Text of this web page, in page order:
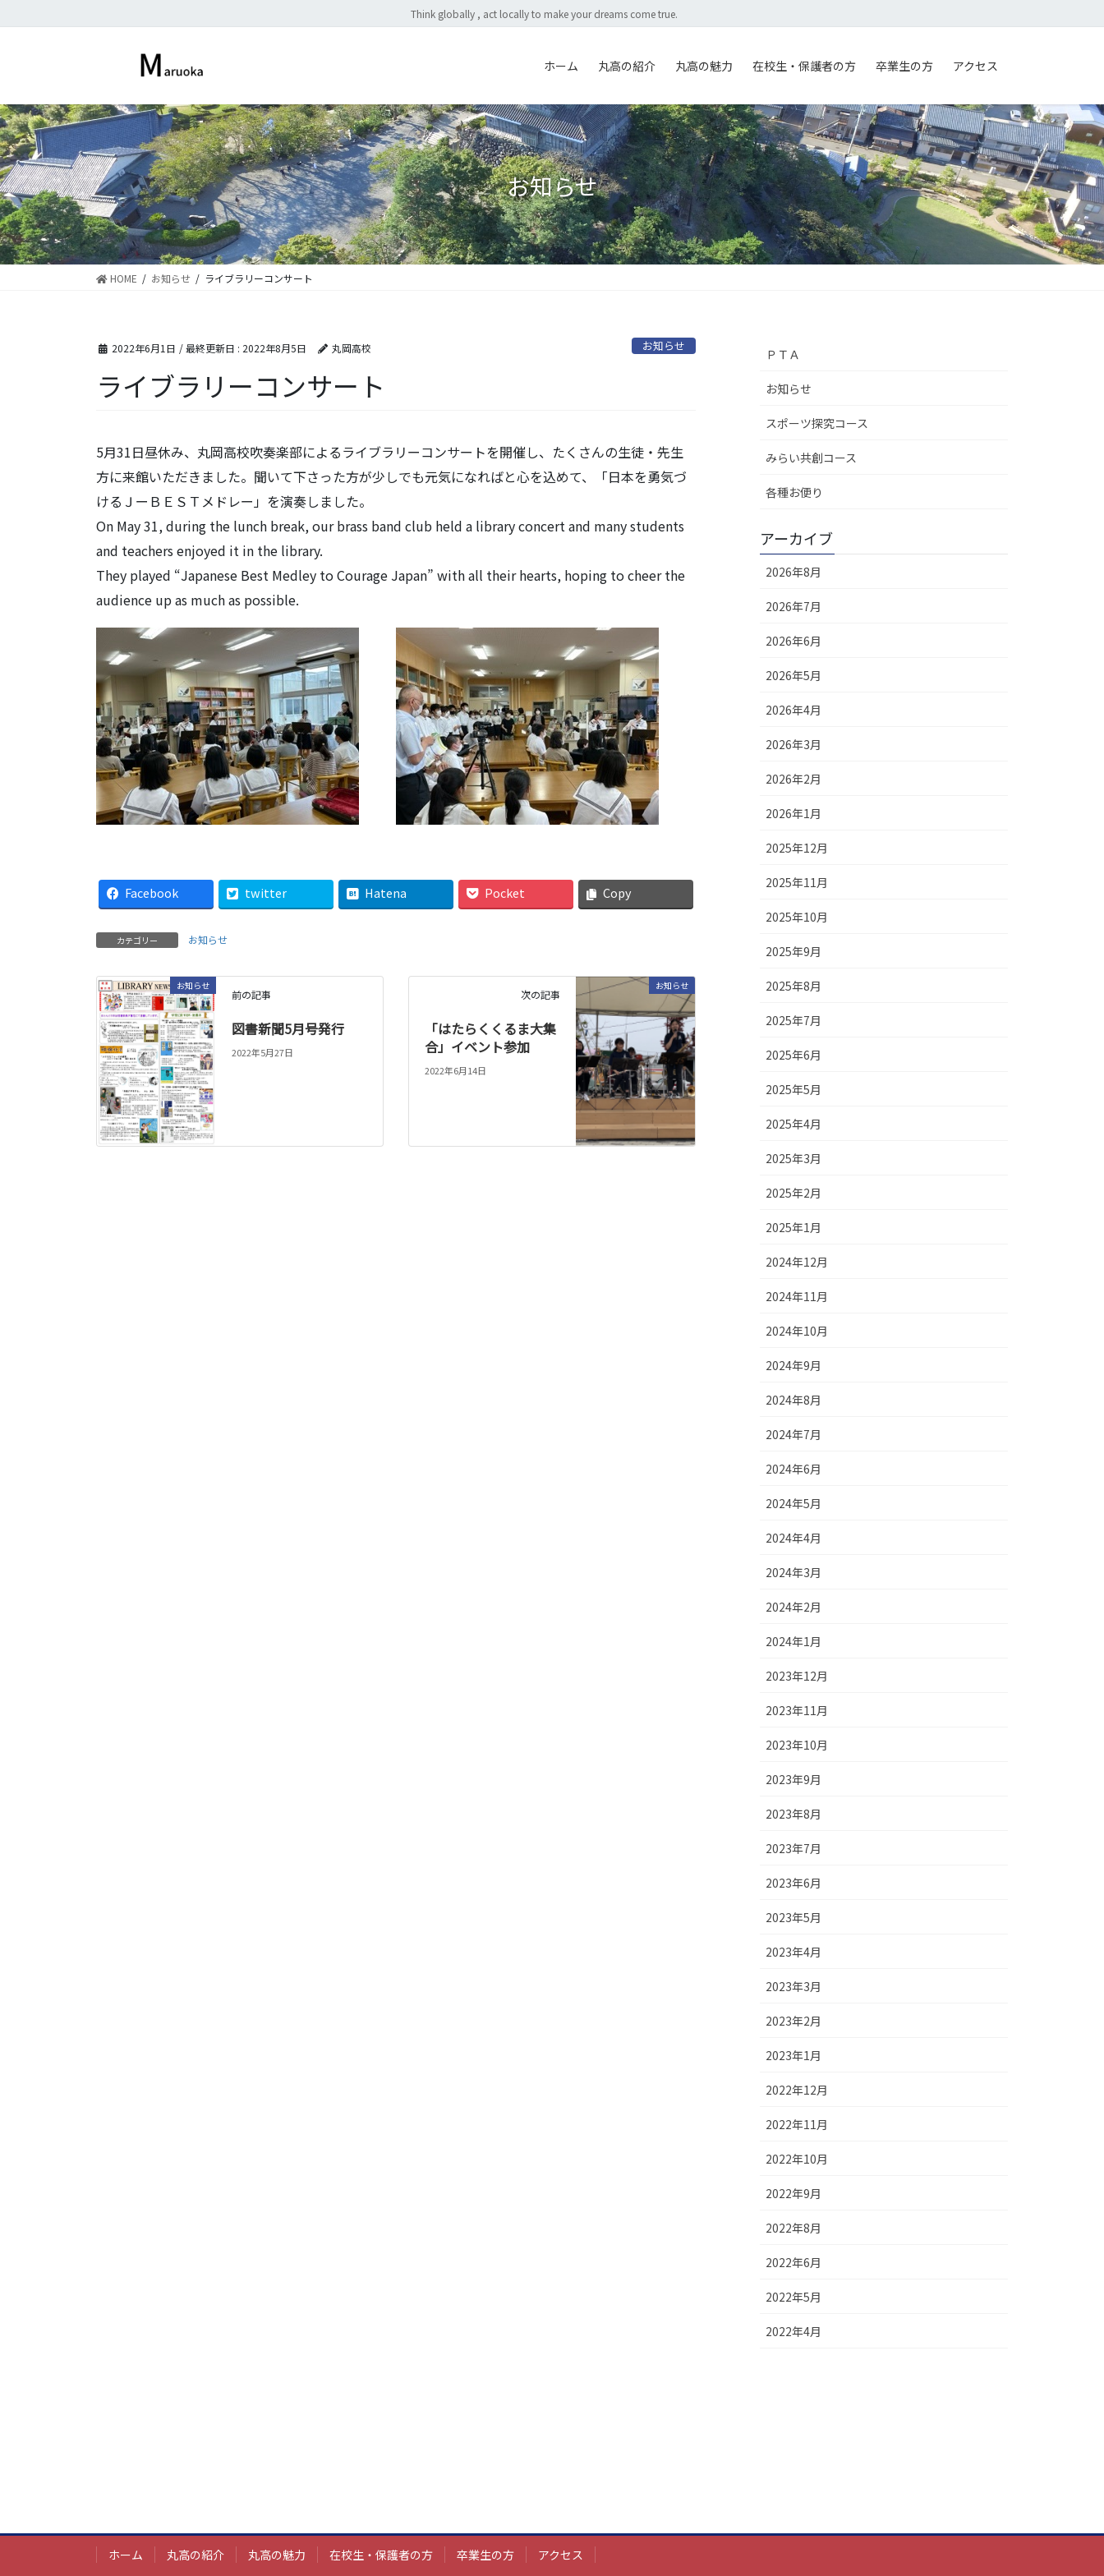
ン
に
移
動
ビ
ョ
ン
に
移
動
Think globally , act locally to make your dreams come true.
ホーム 丸高の紹介 丸高の魅力 在校生・保護者の方 卒業生の方 アクセス
お知らせ
HOME お知らせ ライブラリーコンサート
2022年6月1日 / 最終更新日 : 2022年8月5日 丸岡高校 お知らせ
ライブラリーコンサート
5月31日昼休み、丸岡高校吹奏楽部によるライブラリーコンサートを開催し、たくさんの生徒・先生
方に来館いただきました。聞いて下さった方が少しでも元気になればと心を込めて、「日本を勇気づ
けるＪーＢＥＳＴメドレー」を演奏しました。
On May 31, during the lunch break, our brass band club held a library concert and many students
and teachers enjoyed it in the library.
They played “Japanese Best Medley to Courage Japan” with all their hearts, hoping to cheer the
audience up as much as possible.
Facebook twitter Hatena Pocket Copy
カテゴリー お知らせ
お知らせ
前の記事
図書新聞5月号発行
2022年5月27日
お知らせ
次の記事
「はたらくくるま大集
合」イベント参加
2022年6月14日
ＰＴＡ
お知らせ
スポーツ探究コース
みらい共創コース
各種お便り
アーカイブ
2026年8月
2026年7月
2026年6月
2026年5月
2026年4月
2026年3月
2026年2月
2026年1月
2025年12月
2025年11月
2025年10月
2025年9月
2025年8月
2025年7月
2025年6月
2025年5月
2025年4月
2025年3月
2025年2月
2025年1月
2024年12月
2024年11月
2024年10月
2024年9月
2024年8月
2024年7月
2024年6月
2024年5月
2024年4月
2024年3月
2024年2月
2024年1月
2023年12月
2023年11月
2023年10月
2023年9月
2023年8月
2023年7月
2023年6月
2023年5月
2023年4月
2023年3月
2023年2月
2023年1月
2022年12月
2022年11月
2022年10月
2022年9月
2022年8月
2022年6月
2022年5月
2022年4月
ホーム 丸高の紹介 丸高の魅力 在校生・保護者の方 卒業生の方 アクセス